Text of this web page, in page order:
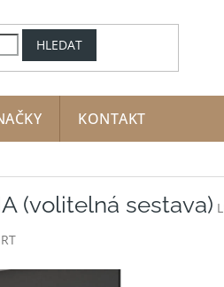
HLEDAT
KONTAKT
(volitelná sestava)